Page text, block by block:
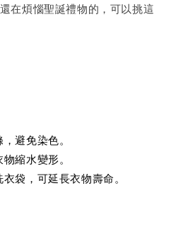
在煩惱聖誕禮物的，可以挑這
避免染色。
縮水變形。
袋，可延長衣物壽命。